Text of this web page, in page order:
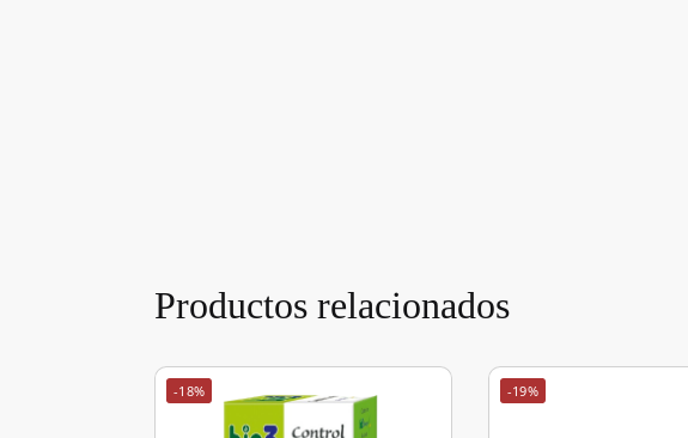
Productos relacionados
-18% -19%